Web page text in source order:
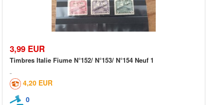
3,99 EUR
Timbres Italie Fiume N°152/ N°153/ N°154 Neuf 1
4,20 EUR
0